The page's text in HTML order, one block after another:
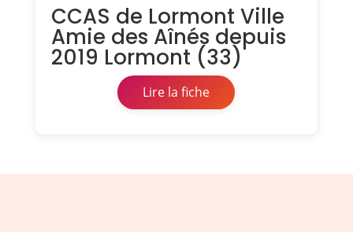
CCAS de Lormont Ville
Amie des Aînés depuis
2019 Lormont (33)
Lire la fiche